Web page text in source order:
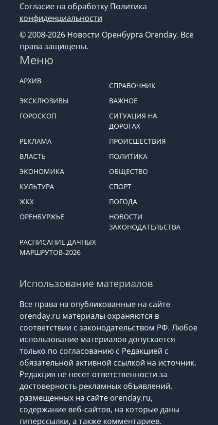
Согласие на обработку Политика
конфиденциальности
© 2008-2026 Новости Оренбурга Orenday. Все
права защищены.
Меню
АРХИВ
СПРАВОЧНИК
ЭКСКЛЮЗИВЫ
ВАЖНОЕ
ГОРОСКОП
СИТУАЦИЯ НА
ДОРОГАХ
РЕКЛАМА
ПРОИСШЕСТВИЯ
ВЛАСТЬ
ПОЛИТИКА
ЭКОНОМИКА
ОБЩЕСТВО
КУЛЬТУРА
СПОРТ
ЖКХ
ПОГОДА
ОРЕНБУРЖЬЕ
НОВОСТИ
ЗАКОНОДАТЕЛЬСТВА
РАСПИСАНИЕ ДАЧНЫХ
МАРШРУТОВ-2026
Использование материалов
Все права на опубликованные на сайте
orenday.ru материалы охраняются в
соответствии с законодательством РФ. Любое
использование материалов допускается
только по согласованию с Редакцией с
обязательной активной ссылкой на источник.
Редакция не несет ответственности за
достоверность рекламных объявлений,
размещенных на сайте orenday.ru,
содержание веб-сайтов, на которые даны
гиперссылки, а также комментариев.